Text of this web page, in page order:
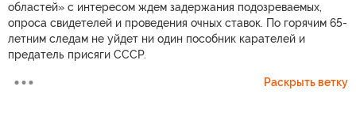
областей» с интересом ждем задержания подозреваемых,
опроса свидетелей и проведения очных ставок. По горячим 65-
летним следам не уйдет ни один пособник карателей и
предатель присяги СССР.
Раскрыть ветку